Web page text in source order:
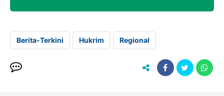
Berita-Terkini Hukrim Regional